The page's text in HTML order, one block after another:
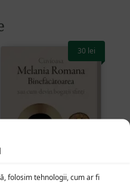
folosim tehnologii, cum ar fi
30 lei